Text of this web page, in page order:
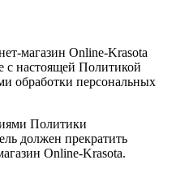
магазин Online-Krasota
с настоящей Политикой
обработки персональных
Политики
должен прекратить
Online-Krasota.